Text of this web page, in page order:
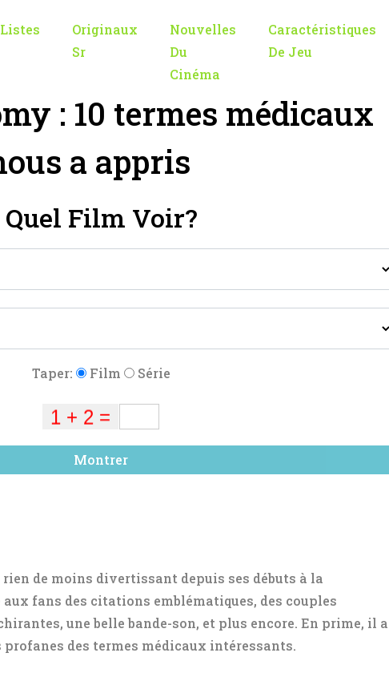
Listes
Originaux
Sr
Nouvelles
Du
Cinéma
Caractéristiques
De Jeu
: 10 termes médicaux
a appris
Quel Film Voir?
Taper: Film Série
Montrer
de moins divertissant depuis ses débuts à la
fans des citations emblématiques, des couples
une belle bande-son, et plus encore. En prime, il a
des termes médicaux intéressants.